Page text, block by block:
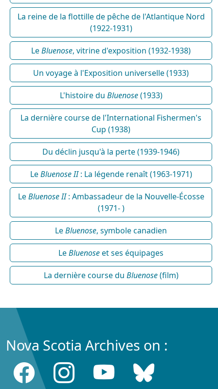
La reine de la flottille de pêche de l'Atlantique Nord
(1922-1931)
LeBluenose, vitrine d'exposition (1932-1938)
Un voyage à l'Exposition universelle (1933)
L'histoire du Bluenose(1933)
La dernière course de l'International Fishermen's
Cup (1938)
Du déclin jusqu'à la perte (1939-1946)
LeBluenose II: La légende renaît (1963-1971)
LeBluenose II: Ambassadeur de la Nouvelle-Écosse
(1971- )
LeBluenose, symbole canadien
LeBluenoseet ses équipages
La dernière course du Bluenose(film)
Nova Scotia Archives on :